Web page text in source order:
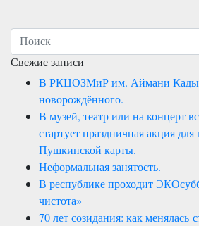
Свежие записи
В РКЦОЗМиР им. Аймани
новорождённого.
В музей, театр или на концерт
стартует праздничная акция для
Пушкинской карты.
Неформальная занятость.
В республике проходит
чистота»
70 лет созидания: как менялась